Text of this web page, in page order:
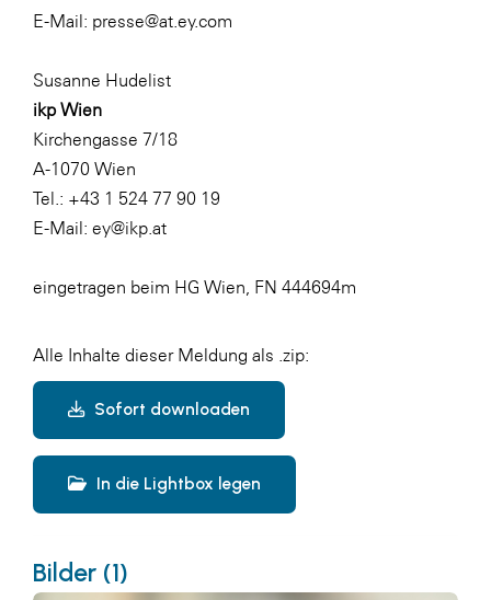
E-Mail: presse@at.ey.com
Susanne Hudelist
ikp Wien
Kirchengasse 7/18
A-1070 Wien
Tel.: +43 1 524 77 90 19
E-Mail: ey@ikp.at
eingetragen beim HG Wien, FN 444694m
Alle Inhalte dieser Meldung als .zip:
Sofort downloaden
In die Lightbox legen
Bilder (1)